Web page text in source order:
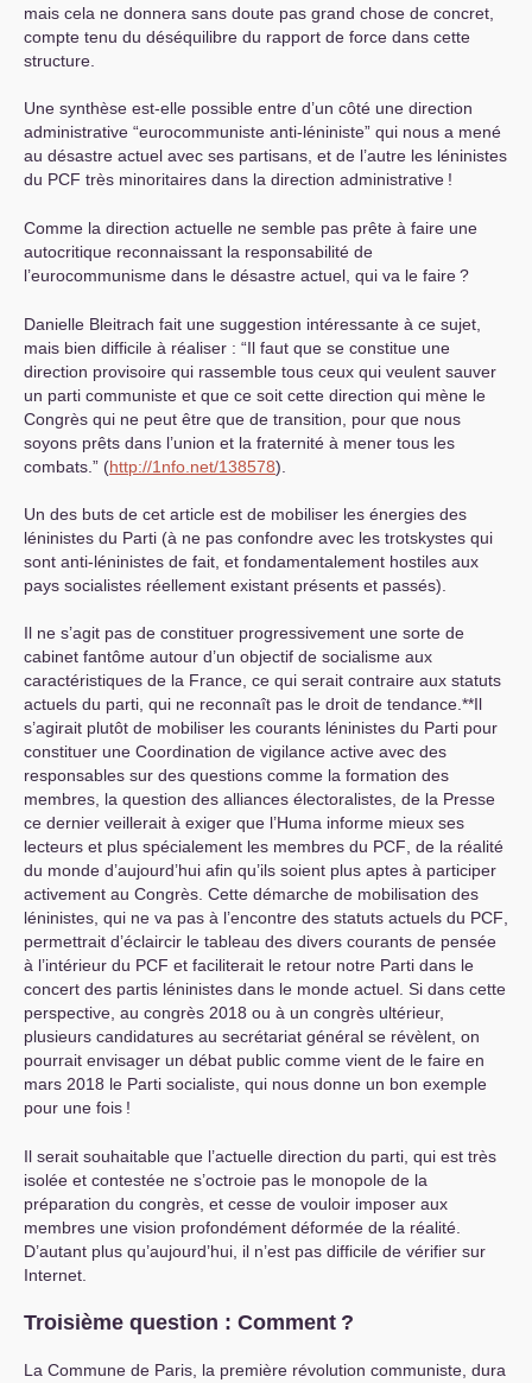
mais cela ne donnera sans doute pas grand chose de concret,
compte tenu du déséquilibre du rapport de force dans cette
structure.
Une synthèse est-elle possible entre d’un côté une direction
administrative “eurocommuniste anti-léniniste” qui nous a mené
au désastre actuel avec ses partisans, et de l’autre les léninistes
du PCF très minoritaires dans la direction administrative !
Comme la direction actuelle ne semble pas prête à faire une
autocritique reconnaissant la responsabilité de
l’eurocommunisme dans le désastre actuel, qui va le faire?
Danielle Bleitrach fait une suggestion intéressante à ce sujet,
mais bien difficile à réaliser : “Il faut que se constitue une
direction provisoire qui rassemble tous ceux qui veulent sauver
un parti communiste et que ce soit cette direction qui mène le
Congrès qui ne peut être que de transition, pour que nous
soyons prêts dans l’union et la fraternité à mener tous les
combats.” (http://1nfo.net/138578).
Un des buts de cet article est de mobiliser les énergies des
léninistes du Parti (à ne pas confondre avec les trotskystes qui
sont anti-léninistes de fait, et fondamentalement hostiles aux
pays socialistes réellement existant présents et passés).
Il ne s’agit pas de constituer progressivement une sorte de
cabinet fantôme autour d’un objectif de socialisme aux
caractéristiques de la France, ce qui serait contraire aux statuts
actuels du parti, qui ne reconnaît pas le droit de tendance.**Il
s’agirait plutôt de mobiliser les courants léninistes du Parti pour
constituer une Coordination de vigilance active avec des
responsables sur des questions comme la formation des
membres, la question des alliances électoralistes, de la Presse
ce dernier veillerait à exiger que l’Huma informe mieux ses
lecteurs et plus spécialement les membres du PCF , de la réalité
du monde d’aujourd’hui afin qu’ils soient plus aptes à participer
activement au Congrès. Cette démarche de mobilisation des
léninistes, qui ne va pas à l’encontre des statuts actuels du PCF
permettrait d’éclaircir le tableau des divers courants de pensée
à l’intérieur du PCF et faciliterait le retour notre Parti dans le
concert des partis léninistes dans le monde actuel. Si dans cette
perspective, au congrès 2018 ou à un congrès ultérieur,
plusieurs candidatures au secrétariat général se révèlent, on
pourrait envisager un débat public comme vient de le faire en
mars 2018 le Parti socialiste, qui nous donne un bon exemple
pour une fois !
Il serait souhaitable que l’actuelle direction du parti, qui est très
isolée et contestée ne s’octroie pas le monopole de la
préparation du congrès, et cesse de vouloir imposer aux
membres une vision profondément déformée de la réalité.
D’autant plus qu’aujourd’hui, il n’est pas difficile de vérifier sur
Internet.
Troisième question : Comment ?
La Commune de Paris, la première révolution communiste, dura